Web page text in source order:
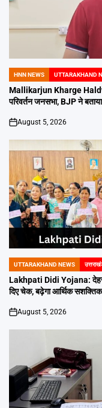
POSTED
IN
HNN NEWS UTTARAKHAND
Mallikarjun Kharge
परिवर्तन जनसभा, BJP ने
on
August 5, 2026
POSTED
IN
UTTARAKHAND NEWS
Lakhpati Didi Yojana:
दिए चेक, बढ़ेगा आर्थिक
on
August 5, 2026